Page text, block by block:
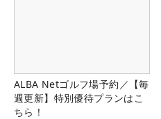
ALBA Netゴルフ場予約／【毎
週更新】特別優待プランはこ
ちら！